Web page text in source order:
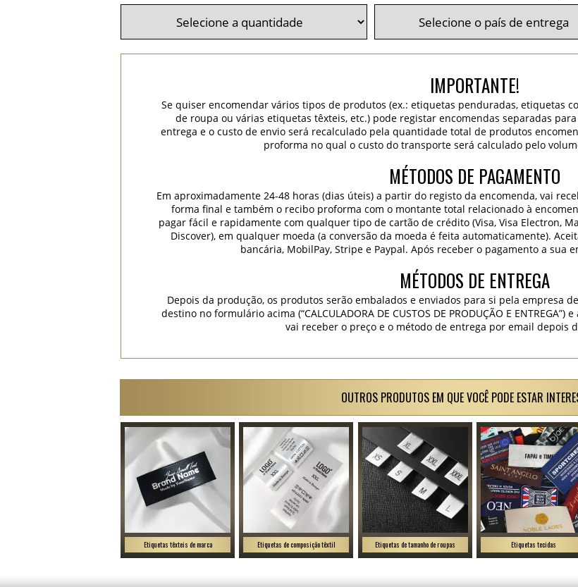
IMPORTANTE!
Se quiser encomendar vários tipos de produtos (ex.: etiquetas penduradas, etiquetas
de roupa ou várias etiquetas têxteis, etc.) pode registar encomendas separadas
entrega e o custo de envio será recalculado pela quantidade total de produtos
proforma no qual o custo do transporte será calculado pelo
MÉTODOS DE PAGAMENTO
Em aproximadamente 24-48 horas (dias úteis) a partir do registo da encomenda, vai
forma final e também o recibo proforma com o montante total relacionado à
pagar fácil e rapidamente com qualquer tipo de cartão de crédito (Visa, Visa Electron,
Discover), em qualquer moeda (a conversão da moeda é feita automaticamente).
bancária, MobilPay, Stripe e Paypal. Após receber o pagamento a sua
MÉTODOS DE ENTREGA
Depois da produção, os produtos serão embalados e enviados para si pela empresa
destino no formulário acima (“CALCULADORA DE CUSTOS DE PRODUÇÃO E
vai receber o preço e o método de entrega por email depois
OUTROS PRODUTOS EM QUE VOCÊ PODE ESTAR
Etiquetas têxteis de marca Etiquetas de composição têxtil Etiquetas de tamanho de roupas Etiquetas tecidas